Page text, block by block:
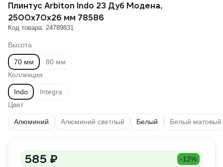
Плинтус Arbiton Indo 23 Дуб Модена,
2500x70x26 мм 78586
Код товара: 24789831
Высота
70 мм
80 мм
Коллекция
Indo
Integra
Цвет
Алюминий Алюминий светлый Белый Белый матовый
585 ₽ -12%